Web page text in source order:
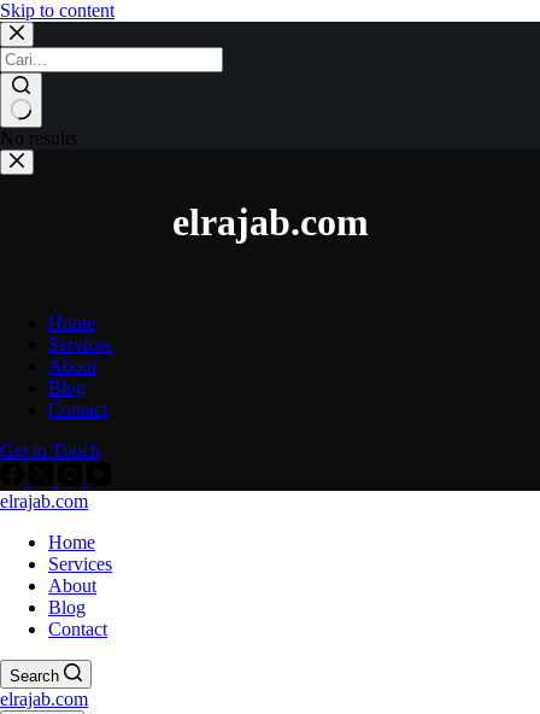
Skip to content
No results
elrajab.com
Home
Services
About
Blog
Contact
Get in Touch
elrajab.com
Home
Services
About
Blog
Contact
Search
elrajab.com